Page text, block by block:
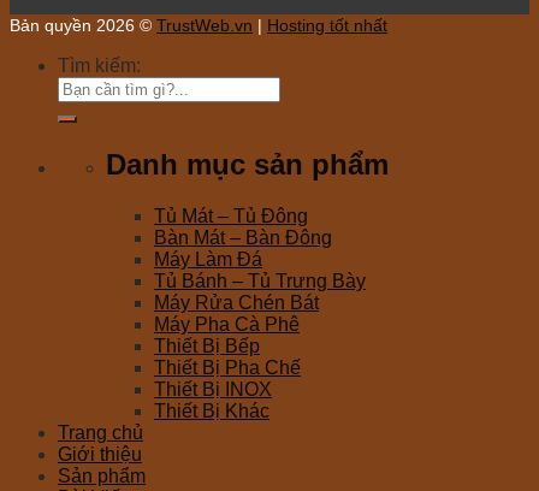
Bản quyền 2026 © TrustWeb.vn | Hosting tốt nhất
Tìm kiếm:
Danh mục sản phẩm
Tủ Mát – Tủ Đông
Bàn Mát – Bàn Đông
Máy Làm Đá
Tủ Bánh – Tủ Trưng Bày
Máy Rửa Chén Bát
Máy Pha Cà Phê
Thiết Bị Bếp
Thiết Bị Pha Chế
Thiết Bị INOX
Thiết Bị Khác
Trang chủ
Giới thiệu
Sản phẩm